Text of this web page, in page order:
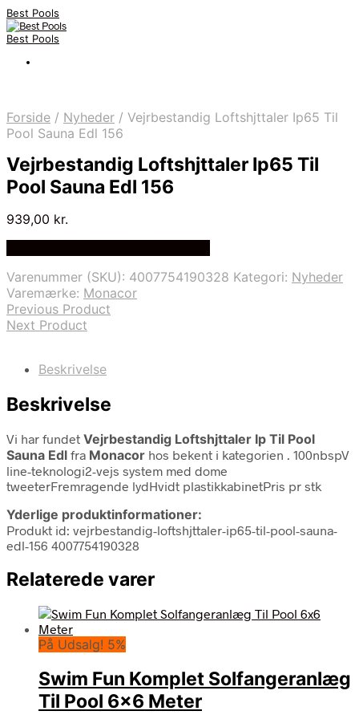
Best Pools
Best Pools
Forside / Nyheder / Vejrbestandig Loftshjttaler Ip65 Til
Pool Sauna Edl 156
Vejrbestandig Loftshjttaler Ip65 Til
Pool Sauna Edl 156
939,00 kr.
Varenummer (SKU): 4007754190328 Kategori: Nyheder
Varemærke: Monacor
Previous Product
Next Product
Beskrivelse
Beskrivelse
Vi har fundet Vejrbestandig Loftshjttaler Ip Til Pool
Sauna Edl fra Monacor hos bekent i kategorien . 100nbspV
line-teknologi2-vejs system med dome
tweeterFremragende lydHvidt plastikkabinetPris pr stk
Yderlige produktinformationer:
Produkt id: vejrbestandig-loftshjttaler-ip65-til-pool-sauna-
edl-156 4007754190328
Relaterede varer
På Udsalg! 5%
Swim Fun Komplet Solfangeranlæg
Til Pool 6×6 Meter